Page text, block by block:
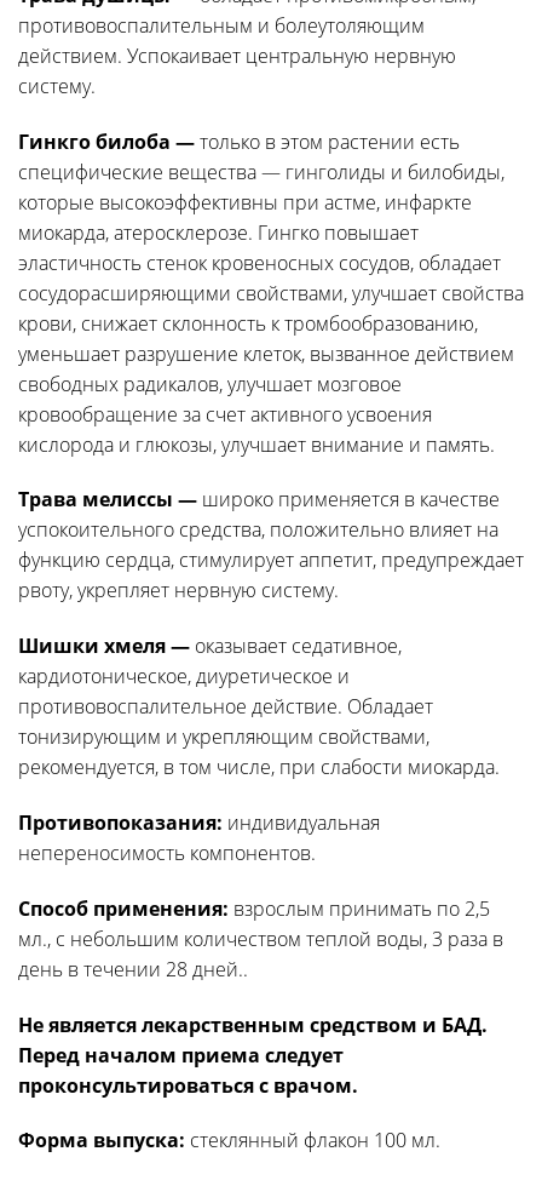
противовоспалительным и болеутоляющим
действием. Успокаивает центральную нервную
систему.
Гинкго билоба —только в этом растении есть
специфические вещества — гинголиды и билобиды,
которые высокоэффективны при астме, инфаркте
миокарда, атеросклерозе. Гингко повышает
эластичность стенок кровеносных сосудов, обладает
сосудорасширяющими свойствами, улучшает свойства
крови, снижает склонность к тромбообразованию,
уменьшает разрушение клеток, вызванное действием
свободных радикалов, улучшает мозговое
кровообращение за счет активного усвоения
кислорода и глюкозы, улучшает внимание и память.
Трава мелиссы — широко применяется в качестве
успокоительного средства, положительно влияет на
функцию сердца, стимулирует аппетит, предупреждает
рвоту, укрепляет нервную систему.
Шишки хмеля — оказывает седативное,
кардиотоническое, диуретическое и
противовоспалительное действие. Обладает
тонизирующим и укрепляющим свойствами,
рекомендуется, в том числе, при слабости миокарда.
Противопоказания: индивидуальная
непереносимость компонентов.
Способ применения: взрослым принимать по 2,5
мл., с небольшим количеством теплой воды, 3 раза в
день в течении 28 дней..
Не является лекарственным средством и БАД.
Перед началом приема следует
проконсультироваться с врачом.
Форма выпуска: стеклянный флакон 100 мл.